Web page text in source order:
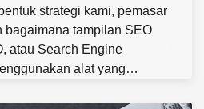
strategi kami, pemasar
bagaimana tampilan SEO
atau Search Engine
alat yang…